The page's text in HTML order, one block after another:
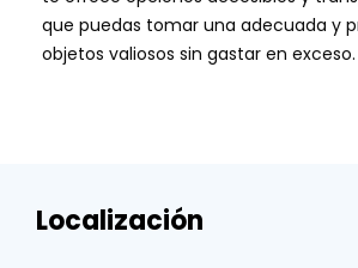
que puedas tomar una adecuada y
objetos valiosos sin gastar en exceso.
Localización